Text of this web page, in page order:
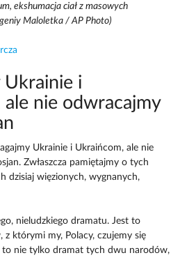
ekshumacja ciał z masowych
Maloletka / AP Photo)
Ukrainie i
ale nie odwracajmy
Ukrainie i Ukraińcom, ale nie
Zwłaszcza pamiętajmy o tych
dzisiaj więzionych, wygnanych,
nieludzkiego dramatu. Jest to
którymi my, Polacy, czujemy się
to nie tylko dramat tych dwu narodów,